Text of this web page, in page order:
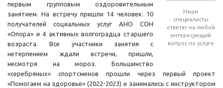
Наши
специалисты
ответят на любой
интересующий
вопрос по услуге
первым групповым оздоровительным
занятием. На встречу пришли 14 человек: 10
получателей социальных услуг АНО СОН
«Опора» и 4 активных волгоградца старшего
возраста. Все участники занятия с
нетерпением ждали встречи, пришли,
несмотря на мороз. Большинство
«серебряных» спортсменов прошли через первый проект
«Помогаем на здоровье» (2022-2023) и занимались с инструктором